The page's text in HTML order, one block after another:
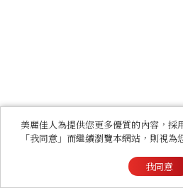
美麗佳人為提供您更多優質的內容，採
「我同意」而繼續瀏覽本網站，則視為
我同意